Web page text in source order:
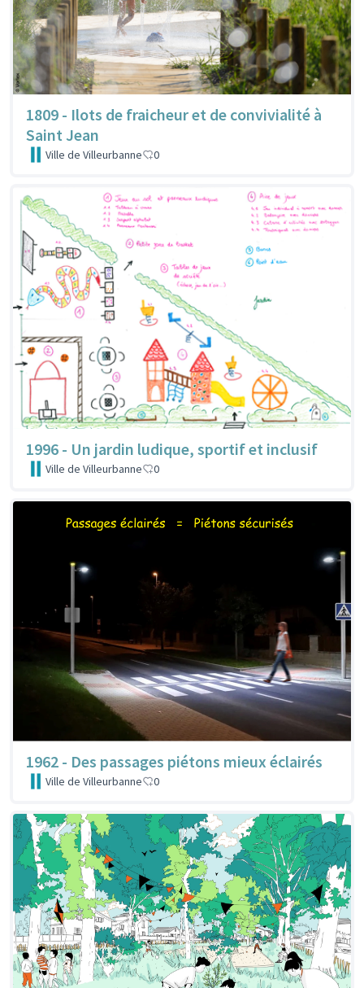
1809 - Ilots de fraicheur et de convivialité à
Saint Jean
Ville de Villeurbanne 0
1996 - Un jardin ludique, sportif et inclusif
Ville de Villeurbanne 0
1962 - Des passages piétons mieux éclairés
Ville de Villeurbanne 0